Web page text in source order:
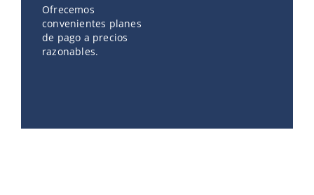
Ofrecemos
convenientes planes
de pago a precios
razonables.